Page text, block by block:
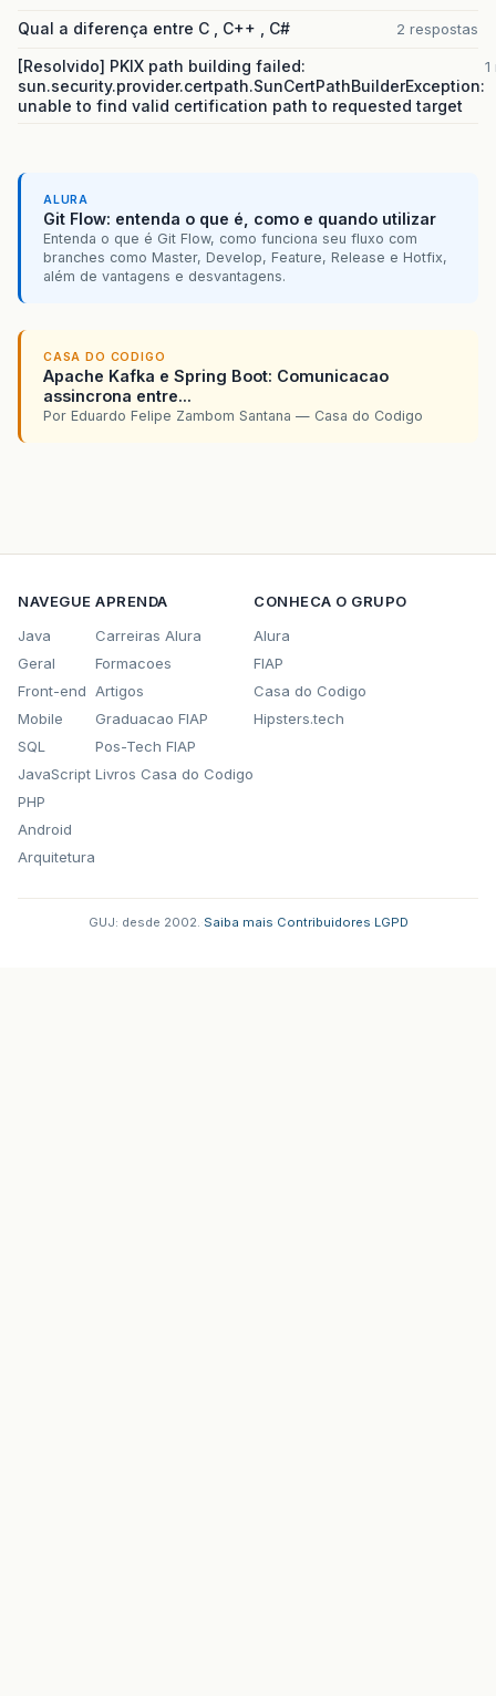
Qual a diferença entre C , C++ , C# 2 respostas
[Resolvido] PKIX path building failed:
sun.security.provider.certpath.SunCertPathBuilderException:
unable to find valid certification path to requested target
ALURA
Git Flow: entenda o que é, como e quando utilizar
Entenda o que é Git Flow, como funciona seu fluxo com
branches como Master, Develop, Feature, Release e Hotfix,
além de vantagens e desvantagens.
CASA DO CODIGO
Apache Kafka e Spring Boot: Comunicacao
assincrona entre...
Por Eduardo Felipe Zambom Santana — Casa do Codigo
NAVEGUE
Java
Geral
Front-end
Mobile
SQL
JavaScript
PHP
Android
Arquitetura
APRENDA
Carreiras Alura
Formacoes
Artigos
Graduacao FIAP
Pos-Tech FIAP
Livros Casa do Codigo
CONHECA O GRUPO
Alura
FIAP
Casa do Codigo
Hipsters.tech
GUJ: desde 2002. Saiba mais Contribuidores LGPD